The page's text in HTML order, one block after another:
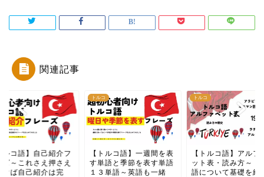
関連記事
ルコ語】一週間を表
語と季節を表す単語
単語～英語も一緒
トルコ
【トルコ語】アルファベ
ット表・読み方～トルコ
語について基礎を紹介
トルコ
【トルコ語】感情表
レーズ～自分の感情
すフレーズ20選～英